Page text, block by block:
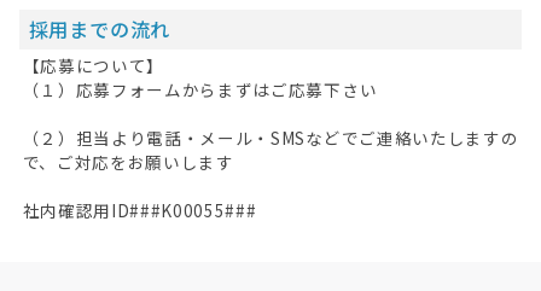
採用までの流れ
【応募について】
（１）応募フォームからまずはご応募下さい
（２）担当より電話・メール・SMSなどでご連絡いたしますの
で、ご対応をお願いします
社内確認用ID###K00055###